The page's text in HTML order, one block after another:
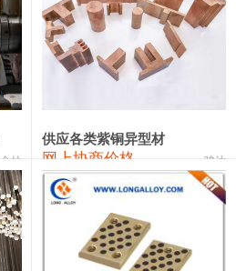
114,200 400
109,860
26,400 100
100
24,400
金拉
供应各类紫铜异型材
网上协商价格 骏达